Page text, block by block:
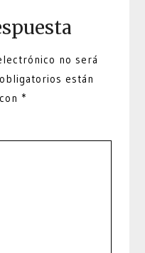
no será
están
*